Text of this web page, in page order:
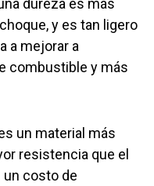
dureza es más
y es tan ligero
a mejorar a
combustible y más
un material más
resistencia que el
un costo de